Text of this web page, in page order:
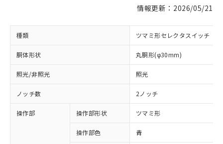
情報更新：2026/05/21
種類 ツマミ形セレクタスイッチ
胴体形状 丸胴形(φ30mm)
照光/非照光 照光
ノッチ数 2ノッチ
操作部 操作部形状 ツマミ形
操作部色 青